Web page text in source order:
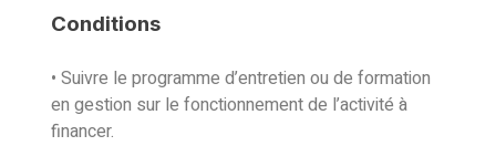
Conditions
• Suivre le programme d’entretien ou de formation
en gestion sur le fonctionnement de l’activité à
financer.